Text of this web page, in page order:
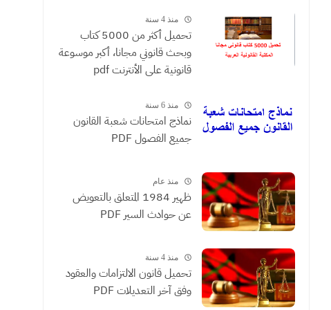
منذ 4 سنة
تحميل أكثر من 5000 كتاب
وبحث قانوني مجانا، أكبر موسوعة
قانونية على الأنترنت pdf
منذ 6 سنة
نماذج امتحانات شعبة القانون
جميع الفصول PDF
منذ عام
ظهير 1984 المتعلق بالتعويض
عن حوادث السير PDF
منذ 4 سنة
تحميل قانون الالتزامات والعقود
وفق آخر التعديلات PDF